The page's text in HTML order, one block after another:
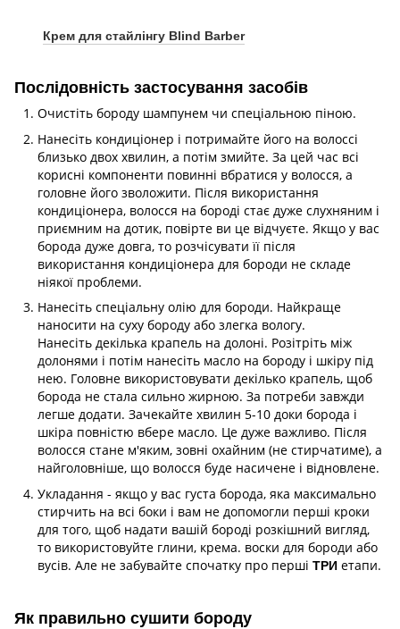
Крем для стайлінгу Blind Barber
Послідовність застосування засобів
Очистіть бороду шампунем чи спеціальною піною.
Нанесіть кондиціонер і потримайте його на волоссі
близько двох хвилин, а потім змийте. За цей час всі
корисні компоненти повинні вбратися у волосся, а
головне його зволожити. Після використання
кондиціонера, волосся на бороді стає дуже слухняним і
приємним на дотик, повірте ви це відчуєте. Якщо у вас
борода дуже довга, то розчісувати її після
використання кондиціонера для бороди не складе
ніякої проблеми.
Нанесіть спеціальну олію для бороди. Найкраще
наносити на суху бороду або злегка вологу.
Нанесіть декілька крапель на долоні. Розітріть між
долонями і потім нанесіть масло на бороду і шкіру під
нею. Головне використовувати декілько крапель, щоб
борода не стала сильно жирною. За потреби завжди
легше додати. Зачекайте хвилин 5-10 доки борода і
шкіра повністю вбере масло. Це дуже важливо. Після
волосся стане м'яким, зовні охайним (не стирчатиме), а
найголовніше, що волосся буде насичене і відновлене.
Укладання - якщо у вас густа борода, яка максимально
стирчить на всі боки і вам не допомогли перші кроки
для того, щоб надати вашій бороді розкішний вигляд,
то використовуйте глини, крема. воски для бороди або
вусів. Але не забувайте спочатку про перші ТРИ етапи.
Як правильно сушити бороду